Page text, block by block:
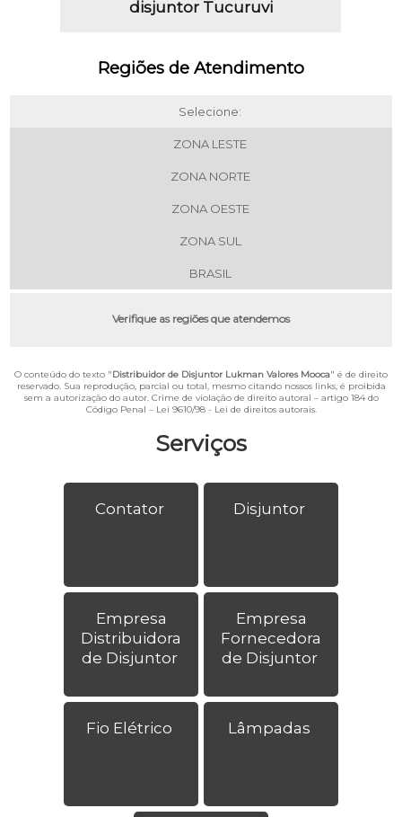
Serviços
Contator Disjuntor
Empresa
Distribuidora
de Disjuntor
Empresa
Fornecedora
de Disjuntor
Fio Elétrico Lâmpadas
disjuntor Tucuruvi
Regiões de Atendimento
Selecione:
ZONA LESTE
ZONA NORTE
ZONA OESTE
ZONA SUL
BRASIL
Verifique as regiões que atendemos
O conteúdo do texto "Distribuidor de Disjuntor Lukman Valores Mooca" é de direito
reservado. Sua reprodução, parcial ou total, mesmo citando nossos links, é proibida
sem a autorização do autor. Crime de violação de direito autoral – artigo 184 do
Código Penal – Lei 9610/98 - Lei de direitos autorais.